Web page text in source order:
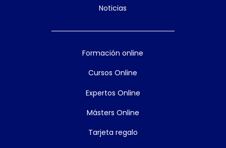
Noticias
Formación online
Cursos Online
Expertos Online
Másters Online
Tarjeta regalo